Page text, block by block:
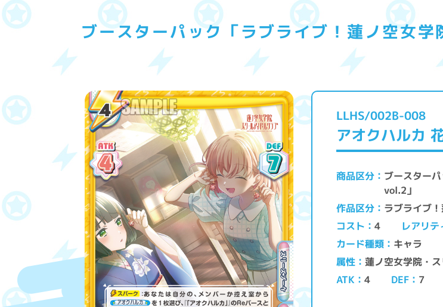
ブースターパック「ラブライブ！蓮ノ空女
LLHS/002B-008
アオクハルカ
商品区分 ブースター
vol.2」
作品区分 ラブライブ
コスト 4 レアリテ
カード種類 キャラ
属性 蓮ノ空女学院・
ATK 4 DEF 7